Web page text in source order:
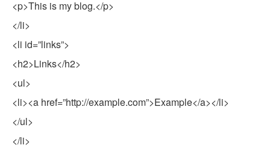
<p>This is my blog.</p>
</li>
<li id=”links”>
<h2>Links</h2>
<ul>
<li><a href=”http://example.com”>Example</a></li>
</ul>
</li>